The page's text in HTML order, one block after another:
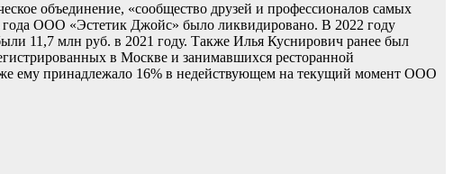
объединение, «сообщество друзей и профессионалов самых
ООО «Эстетик Джойс» было ликвидировано. В 2022 году
11,7 млн руб. в 2021 году. Также Илья Куснирович ранее был
в Москве и занимавшихся ресторанной
ему принадлежало 16% в недействующем на текущий момент ООО